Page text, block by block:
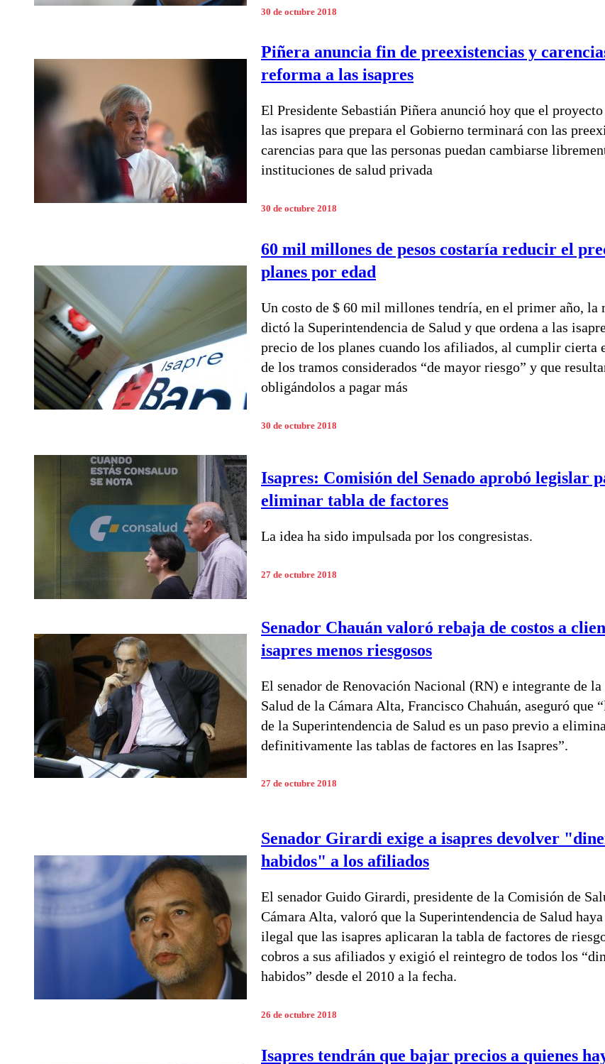
30 de octubre 2018
Piñera anuncia fin de preexistencias y
reforma a las isapres
El Presidente Sebastián Piñera anunció hoy que el
las isapres que prepara el Gobierno terminará con las
carencias para que las personas puedan cambiarse
instituciones de salud privada
30 de octubre 2018
60 mil millones de pesos costaría reducir el
planes por edad
Un costo de $ 60 mil millones tendría, en el primer año, la
dictó la Superintendencia de Salud y que ordena a las
precio de los planes cuando los afiliados, al cumplir cierta
de los tramos considerados “de mayor riesgo” y que
obligándolos a pagar más
30 de octubre 2018
Isapres: Comisión del Senado aprobó legislar
eliminar tabla de factores
La idea ha sido impulsada por los congresistas.
27 de octubre 2018
Senador Chauán valoró rebaja de costos a
isapres menos riesgosos
El senador de Renovación Nacional (RN) e integrante de
Salud de la Cámara Alta, Francisco Chahuán, aseguró que
de la Superintendencia de Salud es un paso previo a
definitivamente las tablas de factores en las Isapres”.
27 de octubre 2018
Senador Girardi exige a isapres devolver
habidos" a los afiliados
El senador Guido Girardi, presidente de la Comisión de
Cámara Alta, valoró que la Superintendencia de Salud
ilegal que las isapres aplicaran la tabla de factores de
cobros a sus afiliados y exigió el reintegro de todos los
habidos” desde el 2010 a la fecha.
26 de octubre 2018
Isapres tendrán que bajar precios a quienes